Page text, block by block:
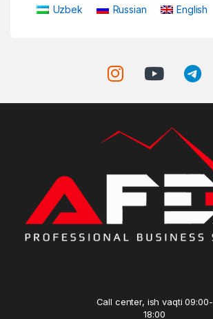
Uzbek Russian English
Call center, ish vaqti 09:00-
18:00